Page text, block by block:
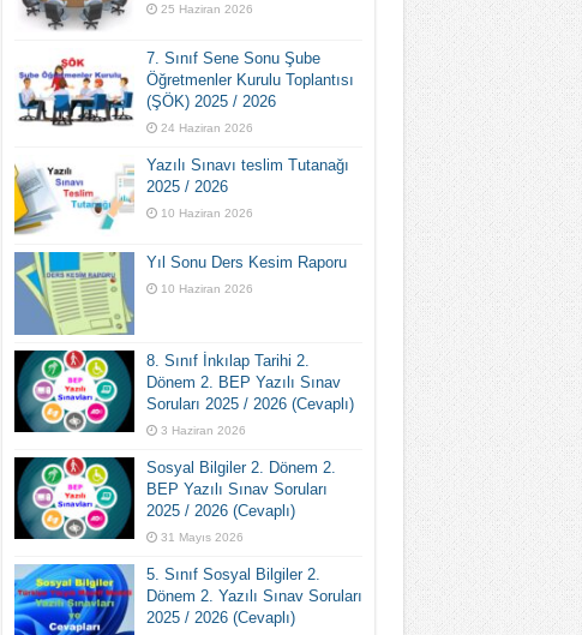
25 Haziran 2026
7. Sınıf Sene Sonu Şube
Öğretmenler Kurulu Toplantısı
(ŞÖK) 2025 / 2026
24 Haziran 2026
Yazılı Sınavı teslim Tutanağı
2025 / 2026
10 Haziran 2026
Yıl Sonu Ders Kesim Raporu
10 Haziran 2026
8. Sınıf İnkılap Tarihi 2.
Dönem 2. BEP Yazılı Sınav
Soruları 2025 / 2026 (Cevaplı)
3 Haziran 2026
Sosyal Bilgiler 2. Dönem 2.
BEP Yazılı Sınav Soruları
2025 / 2026 (Cevaplı)
31 Mayıs 2026
5. Sınıf Sosyal Bilgiler 2.
Dönem 2. Yazılı Sınav Soruları
2025 / 2026 (Cevaplı)